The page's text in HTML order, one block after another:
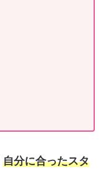
自分に合ったスタ